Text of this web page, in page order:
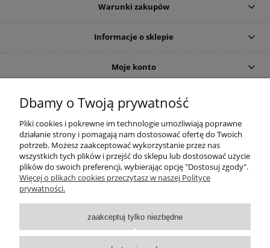
Warunki zakupów
Informacje o sklepie
Moje konto
Dbamy o Twoją prywatność
Pliki cookies i pokrewne im technologie umożliwiają poprawne
działanie strony i pomagają nam dostosować ofertę do Twoich
potrzeb. Możesz zaakceptować wykorzystanie przez nas
wszystkich tych plików i przejść do sklepu lub dostosować użycie
plików do swoich preferencji, wybierając opcję "Dostosuj zgody".
Więcej o plikach cookies przeczytasz w naszej Polityce
prywatności.
zaakceptuj tylko niezbędne